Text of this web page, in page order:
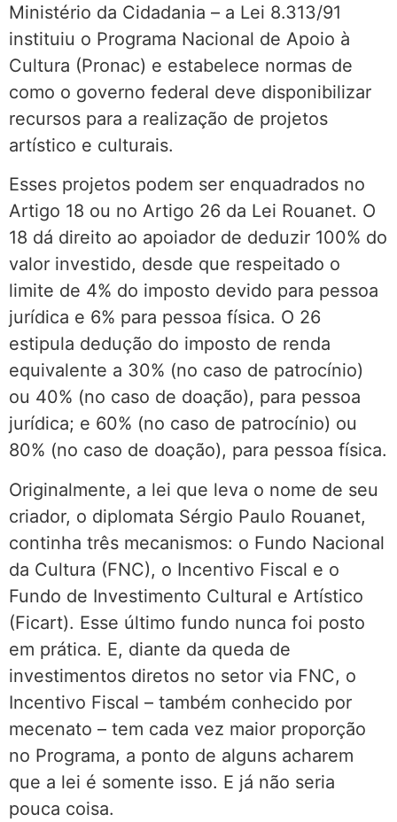
Ministério da Cidadania – a Lei 8.313/91
instituiu o Programa Nacional de Apoio à
Cultura (Pronac) e estabelece normas de
como o governo federal deve disponibilizar
recursos para a realização de projetos
artístico e culturais.
Esses projetos podem ser enquadrados no
Artigo 18 ou no Artigo 26 da Lei Rouanet. O
18 dá direito ao apoiador de deduzir 100% do
valor investido, desde que respeitado o
limite de 4% do imposto devido para pessoa
jurídica e 6% para pessoa física. O 26
estipula dedução do imposto de renda
equivalente a 30% (no caso de patrocínio)
ou 40% (no caso de doação), para pessoa
jurídica; e 60% (no caso de patrocínio) ou
80% (no caso de doação), para pessoa física.
Originalmente, a lei que leva o nome de seu
criador, o diplomata Sérgio Paulo Rouanet,
continha três mecanismos: o Fundo Nacional
da Cultura (FNC), o Incentivo Fiscal e o
Fundo de Investimento Cultural e Artístico
(Ficart). Esse último fundo nunca foi posto
em prática. E, diante da queda de
investimentos diretos no setor via FNC, o
Incentivo Fiscal – também conhecido por
mecenato – tem cada vez maior proporção
no Programa, a ponto de alguns acharem
que a lei é somente isso. E já não seria
pouca coisa.